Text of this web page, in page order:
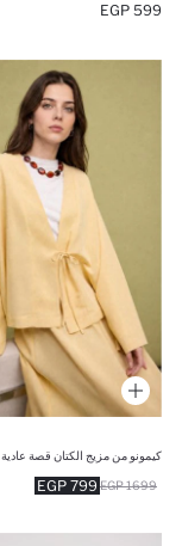
599 EGP
كيمونو من مزيج الكتان قصة عادية
799 EGP 1699 EGP